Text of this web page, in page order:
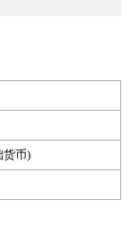
币)